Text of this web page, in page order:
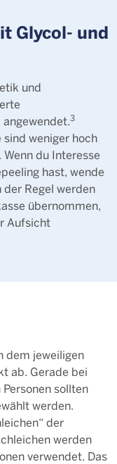
Glycol- und
und
3
weniger hoch
du Interesse
hast, wende
Regel werden
übernommen,
Aufsicht
dem jeweiligen
ab. Gerade bei
sollten
werden.
der
werden
verwendet. Das